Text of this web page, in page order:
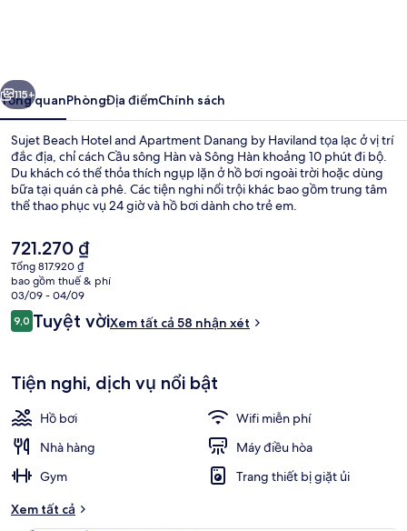
Apartment
Danang
by
Haviland
Tiếp
115+
Tổng quanPhòngĐịa điểmChính sách
Sujet Beach Hotel and Apartment Danang by Haviland tọa lạc ở vị trí
đắc địa, chỉ cách Cầu sông Hàn và Sông Hàn khoảng 10 phút đi bộ.
Du khách có thể thỏa thích ngụp lặn ở hồ bơi ngoài trời hoặc dùng
bữa tại quán cà phê. Các tiện nghi nổi trội khác bao gồm trung tâm
thể thao phục vụ 24 giờ và hồ bơi dành cho trẻ em.
Giá
hiện
tại
là
721.270 ₫
721.270 ₫
Tổng 817.920 ₫
bao gồm thuế & phí
03/09 - 04/09
Nhận
xét
9,09,0 trên 10,
Tuyệt vờiXem tất cả 58 nhận xét
Tiện nghi, dịch vụ nổi bật
Hồ bơi
Wifi miễn phí
Nhà hàng
Máy điều hòa
Gym
Trang thiết bị giặt ủi
Xem tất cả